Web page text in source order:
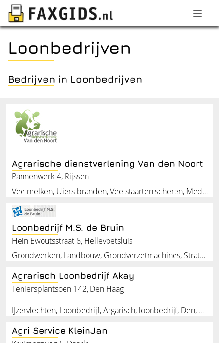
Loonbedrijven
Bedrijven in Loonbedrijven
Agrarische dienstverlening Van den Noort
Pannenwerk 4, Rijssen
Vee melken, Uiers branden, Vee staarten scheren, Medewerker melkveehouderij, Landwerk, Landbouwbedrijf , Veehouderij
Loonbedrijf M.S. de Bruin
Hein Ewoutsstraat 6, Hellevoetsluis
Grondwerken, Landbouw, Grondverzetmachines, Stratenmaker, Tuinonderhoud, Tuinaanleg, Kraanmachinist, Sierbestrating, Trekkerchaffeur, Bestratingen
Agrarisch Loonbedrijf Akay
Teniersplantsoen 142, Den Haag
IJzervlechten, Loonbedrijf, Argarisch, loonbedrijf, Den, Haag, Zuid-Holland
Agri Service KleinJan